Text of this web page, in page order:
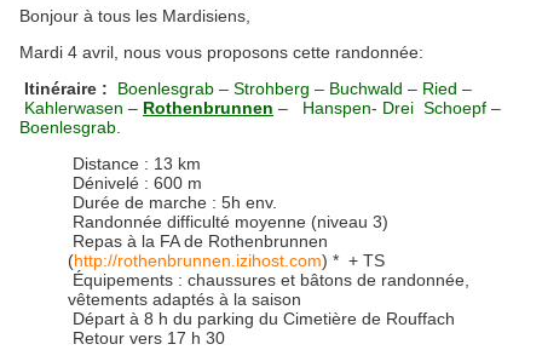
Bonjour à tous les Mardisiens,
Mardi 4 avril, nous vous proposons cette randonnée:
Itinéraire :
Boenlesgrab – Strohberg – Buchwald – Ried –
Kahlerwasen – Rothenbrunnen – Hanspen- Drei Schoepf –
Boenlesgrab.
Distance : 13 km
Dénivelé : 600 m
Durée de marche : 5h env.
Randonnée difficulté moyenne (niveau 3)
Repas à la FA de Rothenbrunnen
(http://rothenbrunnen.izihost.com) * + TS
Équipements : chaussures et bâtons de randonnée,
vêtements adaptés à la saison
Départ à 8 h du parking du Cimetière de Rouffach
Retour vers 17 h 30